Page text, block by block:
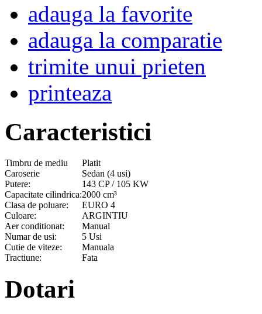
adauga la favorite
adauga la comparatie
trimite unui prieten
printeaza
Caracteristici
Timbru de mediu
Platit
Caroserie
Sedan (4 usi)
Putere:
143 CP / 105 KW
Capacitate cilindrica:2000 cm³
Clasa de poluare:
EURO 4
Culoare:
ARGINTIU
Aer conditionat:
Manual
Numar de usi:
5 Usi
Cutie de viteze:
Manuala
Tractiune:
Fata
Dotari